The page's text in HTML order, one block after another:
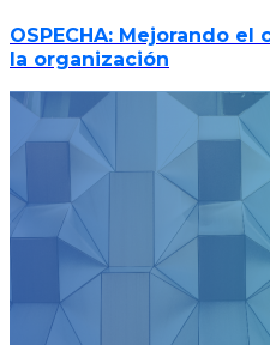
OSPECHA: Mejorando
la organización